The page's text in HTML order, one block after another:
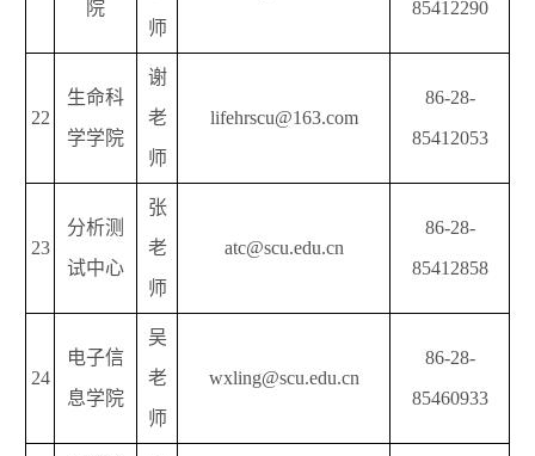
院
师
85412290
22
生命科
学学院
谢
老
师
lifehrscu@163.com
86-28-
85412053
23
分析测
试中心
张
老
师
atc@scu.edu.cn
86-28-
85412858
24
电子信
息学院
吴
老
师
wxling@scu.edu.cn
86-28-
85460933